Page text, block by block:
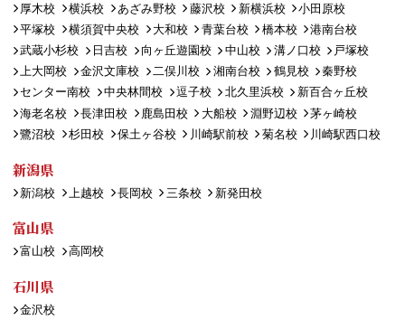
厚木校 横浜校 あざみ野校 藤沢校 新横浜校
小田原校
平塚校
横須賀中央校 大和校 青葉台校 橋本校
港南台校
武蔵小杉校
日吉校 向ヶ丘遊園校 中山校 溝ノ口校
戸塚校
上大岡校
金沢文庫校 二俣川校 湘南台校 鶴見校
秦野校
センター南校
中央林間校 逗子校 北久里浜校
新百合ヶ丘校
海老名校
長津田校 鹿島田校 大船校 淵野辺校
茅ヶ崎校
鷺沼校
杉田校 保土ヶ谷校 川崎駅前校 菊名校 川崎駅西口校
新潟県
新潟校 上越校 長岡校 三条校 新発田校
富山県
富山校 高岡校
石川県
金沢校